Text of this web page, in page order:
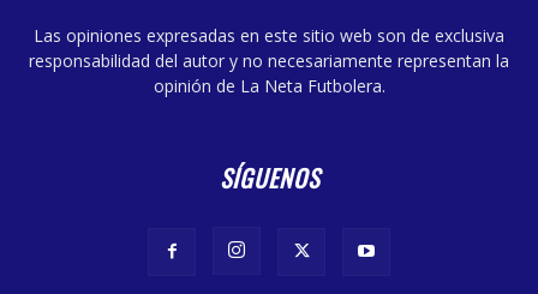
Las opiniones expresadas en este sitio web son de exclusiva
responsabilidad del autor y no necesariamente representan la
opinión de La Neta Futbolera.
SÍGUENOS